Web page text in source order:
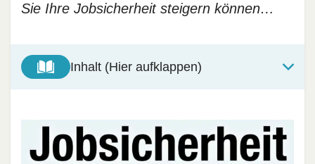
Sie Ihre Jobsicherheit steigern können…
Inhalt (Hier aufklappen)